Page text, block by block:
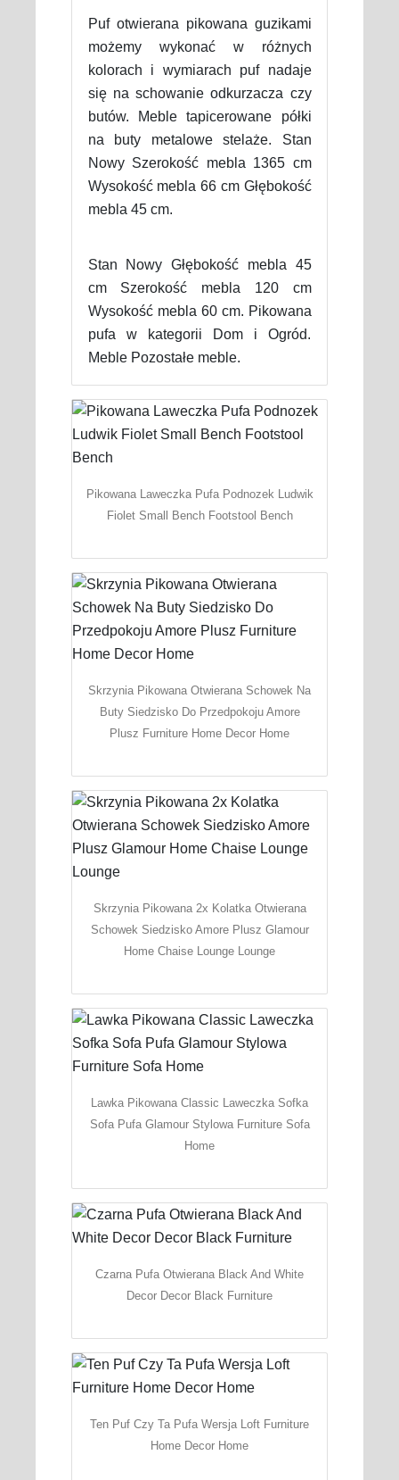
Puf otwierana pikowana guzikami
możemy wykonać w różnych
kolorach i wymiarach puf nadaje
się na schowanie odkurzacza czy
butów. Meble tapicerowane półki
na buty metalowe stelaże. Stan
Nowy Szerokość mebla 1365 cm
Wysokość mebla 66 cm Głębokość
mebla 45 cm.
Stan Nowy Głębokość mebla 45
cm Szerokość mebla 120 cm
Wysokość mebla 60 cm. Pikowana
pufa w kategorii Dom i Ogród.
Meble Pozostałe meble.
Pikowana Laweczka Pufa Podnozek Ludwik
Fiolet Small Bench Footstool Bench
Skrzynia Pikowana Otwierana Schowek Na
Buty Siedzisko Do Przedpokoju Amore
Plusz Furniture Home Decor Home
Skrzynia Pikowana 2x Kolatka Otwierana
Schowek Siedzisko Amore Plusz Glamour
Home Chaise Lounge Lounge
Lawka Pikowana Classic Laweczka Sofka
Sofa Pufa Glamour Stylowa Furniture Sofa
Home
Czarna Pufa Otwierana Black And White
Decor Decor Black Furniture
Ten Puf Czy Ta Pufa Wersja Loft Furniture
Home Decor Home